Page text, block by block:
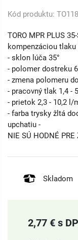
Kód produktu:
TORO MPR PLUS
kompenzáciou tlaku
- sklon lúča 35°
- polomer dostreku
- zmena polomeru
- pracovný tlak 1,4 -
- prietok 2,3 - 10,2 l/
- farba trysky žltá
upchatiu -
NIE SÚ HODNÉ
Skladom
2,77 € s